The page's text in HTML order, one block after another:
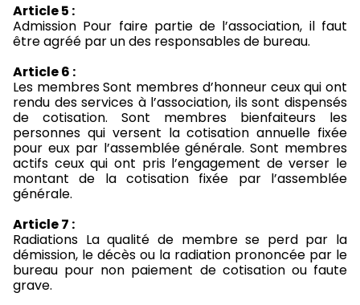
Article 5 :
Admission Pour faire partie de l’association, il faut
être agréé par un des responsables de bureau.
Article 6 :
Les membres Sont membres d’honneur ceux qui ont
rendu des services à l’association, ils sont dispensés
de cotisation. Sont membres bienfaiteurs les
personnes qui versent la cotisation annuelle fixée
pour eux par l’assemblée générale. Sont membres
actifs ceux qui ont pris l’engagement de verser le
montant de la cotisation fixée par l’assemblée
générale.
Article 7 :
Radiations La qualité de membre se perd par la
démission, le décès ou la radiation prononcée par le
bureau pour non paiement de cotisation ou faute
grave.